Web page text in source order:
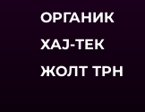
ОРГАНИК
ХАЈ-ТЕК
ЖОЛТ ТРН